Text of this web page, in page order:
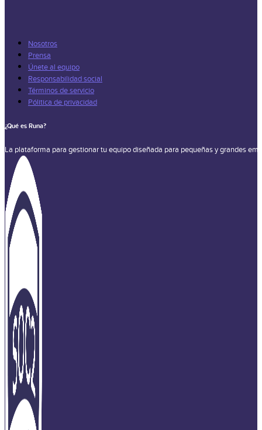
Nosotros
Prensa
Únete al equipo
Responsabilidad social
Términos de servicio
Pólitica de privacidad
¿Qué es Runa?
La plataforma para gestionar tu equipo diseñada para pequeñas y grandes